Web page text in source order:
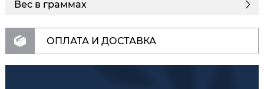
Вес в граммах
ОПЛАТА И ДОСТАВКА